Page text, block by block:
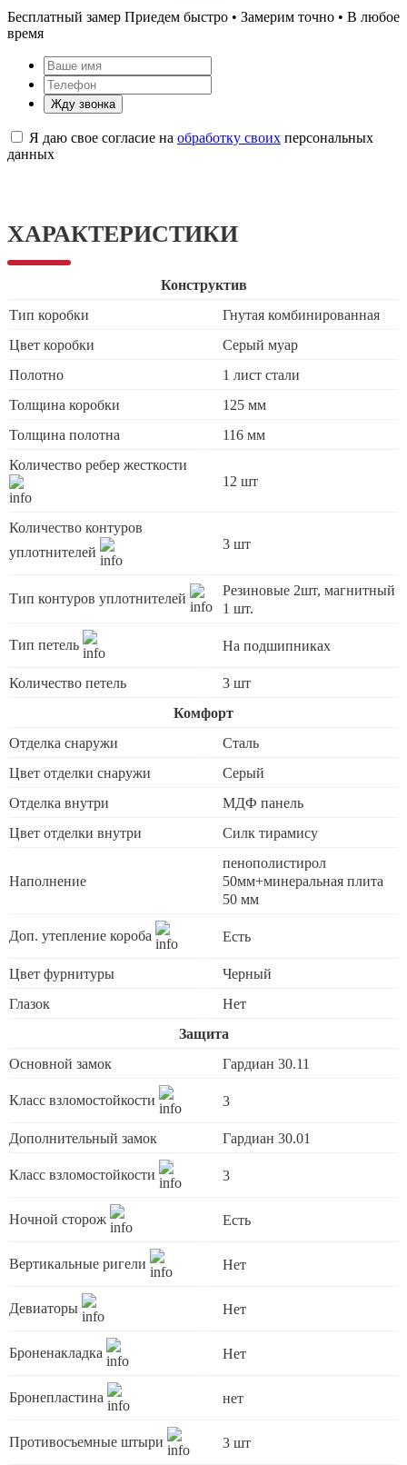
Бесплатный замер Приедем быстро • Замерим точно • В любое
время
Жду звонка
Я даю свое согласие на обработку своих персональных
данных
ХАРАКТЕРИСТИКИ
Конструктив
Тип коробки
Гнутая комбинированная
Цвет коробки
Серый муар
Полотно
1 лист стали
Толщина коробки
125 мм
Толщина полотна
116 мм
Количество ребер жесткости
12 шт
Количество контуров
уплотнителей
3 шт
Тип контуров уплотнителей
Резиновые 2шт, магнитный
1 шт.
Тип петель На подшипниках
Количество петель
3 шт
Комфорт
Отделка снаружи
Сталь
Цвет отделки снаружи
Серый
Отделка внутри
МДФ панель
Цвет отделки внутри
Силк тирамису
Наполнение
пенополистирол
50мм+минеральная плита
50 мм
Доп. утепление короба Есть
Цвет фурнитуры
Черный
Глазок
Нет
Защита
Основной замок
Гардиан 30.11
Класс взломостойкости 3
Дополнительный замок Гардиан 30.01
Класс взломостойкости 3
Ночной сторож Есть
Вертикальные ригели Нет
Девиаторы Нет
Броненакладка Нет
Бронепластина нет
Противосъемные штыри 3 шт